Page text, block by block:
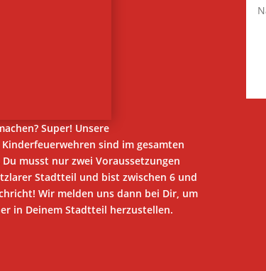
Super! Unsere
sind im gesamten
musst nur zwei Voraussetzungen
Stadtteil und bist zwischen 6 und
Wir melden uns dann bei Dir, um
in Deinem Stadtteil herzustellen.